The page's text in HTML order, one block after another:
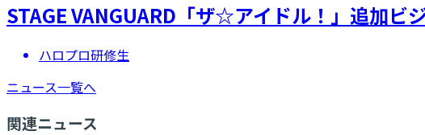
STAGE VANGUARD「ザ☆アイドル！」追加ビ
ハロプロ研修生
ニュース一覧へ
関連ニュース